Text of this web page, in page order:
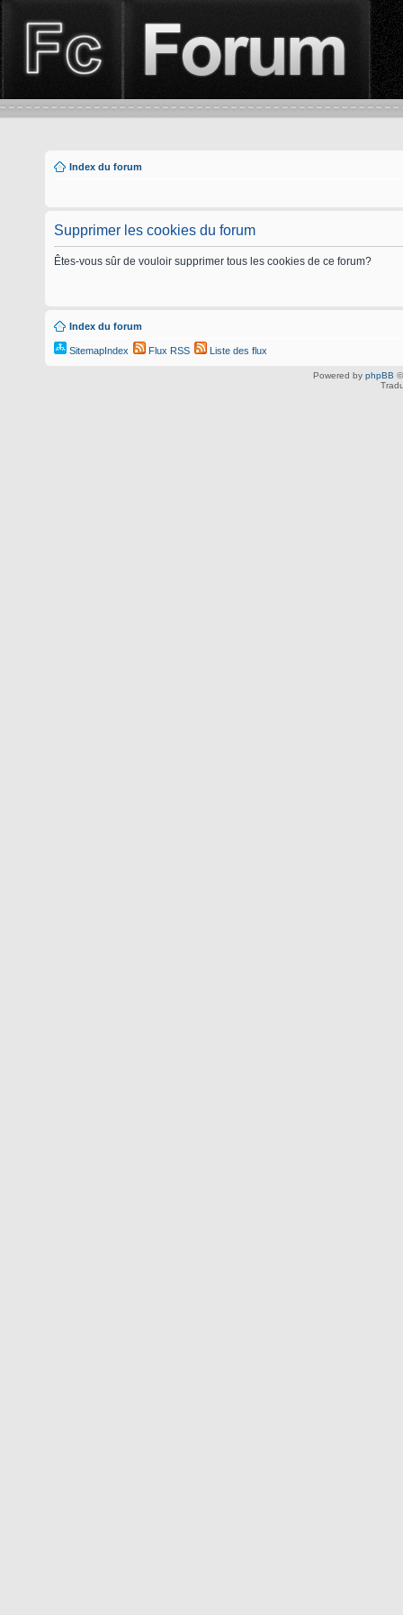
Index du forum
Supprimer les cookies du forum
Êtes-vous sûr de vouloir supprimer tous les cookies de ce forum?
Index du forum
SitemapIndex Flux RSS Liste des flux
Powered by phpBB